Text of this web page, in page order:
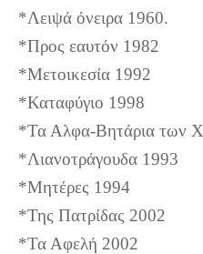
*Λειψά όνειρα 1960.
*Προς εαυτόν 1982
*Μετοικεσία 1992
*Καταφύγιο 1998
*Τα Αλφα-Βητάρια των
*Λιανοτράγουδα 1993
*Μητέρες 1994
*Της Πατρίδας 2002
*Τα Αφελή 2002